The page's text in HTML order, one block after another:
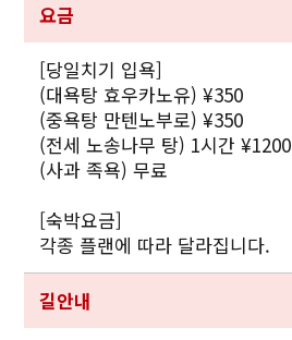
요금
[당일치기 입욕]
(대욕탕 효우카노유) ¥350
(중욕탕 만텐노부로) ¥350
(전세 노송나무 탕) 1시간 ¥1200
(사과 족욕) 무료
[숙박요금]
각종 플랜에 따라 달라집니다.
길안내